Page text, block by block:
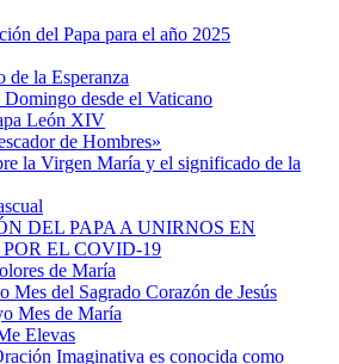
del Papa para el año 2025
de la Esperanza
desde el Vaticano
León XIV
de Hombres»
la Virgen María y el significado de la
DEL PAPA A UNIRNOS EN
EL COVID-19
de María
Mes del Sagrado Corazón de Jesús
Mes de María
Elevas
Imaginativa es conocida como